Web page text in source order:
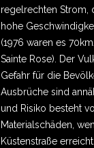
regelrechten Strom,
hohe
(1976 waren es
Sainte Rose). Der
Gefahr für die
Ausbrüche sind
und Risiko besteht
Materialschäden,
Küstenstraße erreicht.